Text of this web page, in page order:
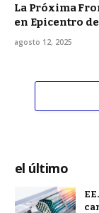
La Próxima
en Epicentro
agosto 12, 2025
el último